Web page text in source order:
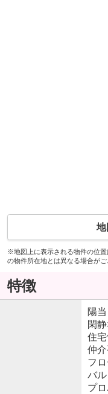
地
※地図上に表示される物件の位
の物件所在地とは異なる場合がご
特徴
陽
閑
住
仲
フ
バ
プ